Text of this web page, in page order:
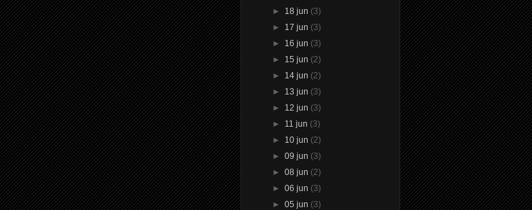
► 18 jun (3)
► 17 jun (3)
► 16 jun (3)
► 15 jun (2)
► 14 jun (2)
► 13 jun (3)
► 12 jun (3)
► 11 jun (3)
► 10 jun (2)
► 09 jun (3)
► 08 jun (2)
► 06 jun (3)
► 05 jun (3)